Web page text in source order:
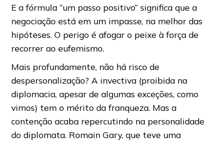
E a fórmula “um passo positivo” significa que a
negociação está em um impasse, na melhor das
hipóteses. O perigo é afogar o peixe à força de
recorrer ao eufemismo.
Mais profundamente, não há risco de
despersonalização? A invectiva (proibida na
diplomacia, apesar de algumas exceções, como
vimos) tem o mérito da franqueza. Mas a
contenção acaba repercutindo na personalidade
do diplomata. Romain Gary, que teve uma